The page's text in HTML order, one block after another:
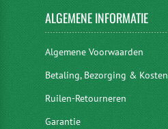
ALGEMENEINFORMATIE
Algemene Voorwaarden
Betaling, Bezorging & Kosten
Ruilen-Retourneren
Garantie